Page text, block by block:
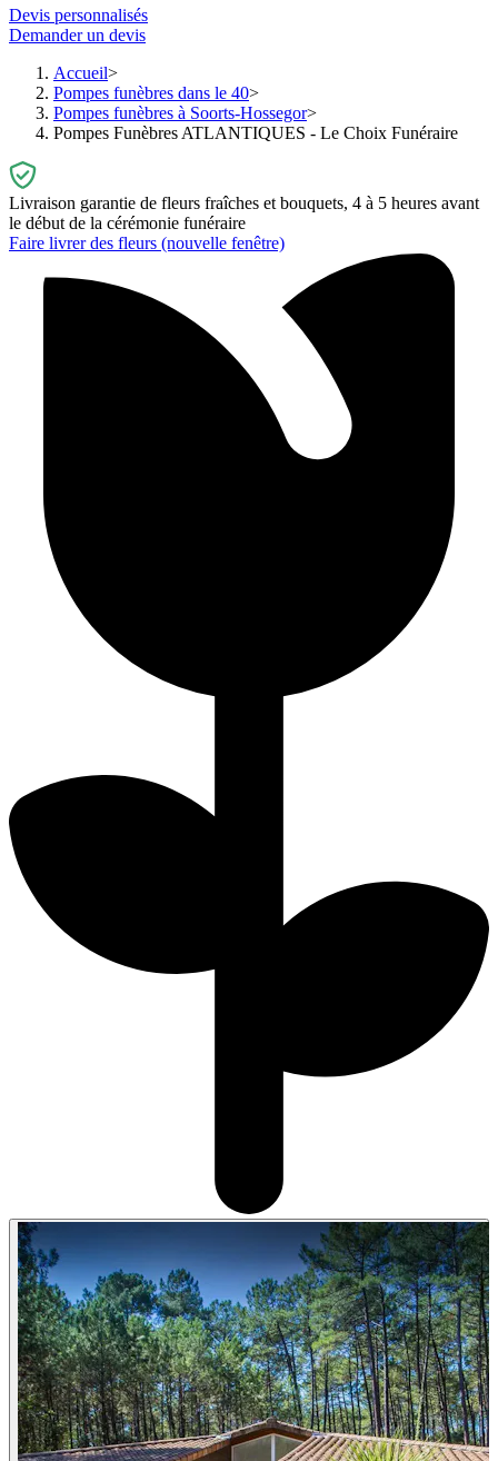
Devis personnalisés
Demander un devis
Accueil
Pompes funèbres dans le 40
Pompes funèbres à Soorts-Hossegor
Pompes Funèbres ATLANTIQUES - Le Choix Funéraire
Livraison garantie de fleurs fraîches et bouquets, 4 à 5 heures avant
le début de la cérémonie funéraire
Faire livrer des fleurs (nouvelle fenêtre)